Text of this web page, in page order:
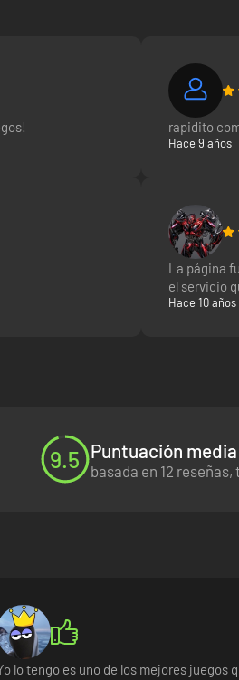
rapidito
Hace 9 años
La página
el servicio
Hace 10 años
9.5 Puntuación
basada en 12
lo tengo es uno de los mejores juegos